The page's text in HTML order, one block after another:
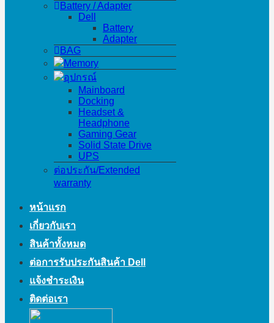
Battery / Adapter
Dell
Battery
Adapter
BAG
Memory
อุปกรณ์
Mainboard
Docking
Headset &
Headphone
Gaming Gear
Solid State Drive
UPS
ต่อประกัน/Extended
warranty
หน้าแรก
เกี่ยวกับเรา
สินค้าทั้งหมด
ต่อการรับประกันสินค้า Dell
แจ้งชำระเงิน
ติดต่อเรา